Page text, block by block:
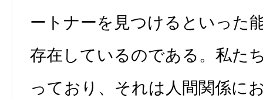
ートナーを見つけるといった
存在しているのである。私た
っており、それは人間関係に